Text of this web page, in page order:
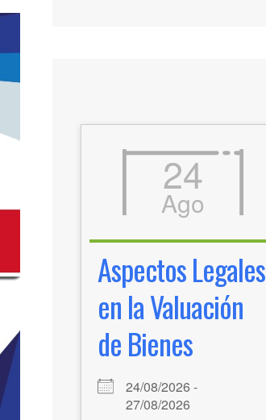
24
Ago
Aspectos Legales
en la Valuación
de Bienes
24/08/2026 -
27/08/2026